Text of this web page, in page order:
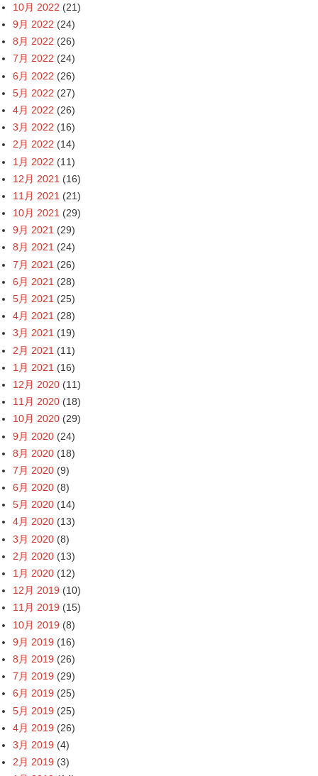
10月 2022 (21)
9月 2022 (24)
8月 2022 (26)
7月 2022 (24)
6月 2022 (26)
5月 2022 (27)
4月 2022 (26)
3月 2022 (16)
2月 2022 (14)
1月 2022 (11)
12月 2021 (16)
11月 2021 (21)
10月 2021 (29)
9月 2021 (29)
8月 2021 (24)
7月 2021 (26)
6月 2021 (28)
5月 2021 (25)
4月 2021 (28)
3月 2021 (19)
2月 2021 (11)
1月 2021 (16)
12月 2020 (11)
11月 2020 (18)
10月 2020 (29)
9月 2020 (24)
8月 2020 (18)
7月 2020 (9)
6月 2020 (8)
5月 2020 (14)
4月 2020 (13)
3月 2020 (8)
2月 2020 (13)
1月 2020 (12)
12月 2019 (10)
11月 2019 (15)
10月 2019 (8)
9月 2019 (16)
8月 2019 (26)
7月 2019 (29)
6月 2019 (25)
5月 2019 (25)
4月 2019 (26)
3月 2019 (4)
2月 2019 (3)